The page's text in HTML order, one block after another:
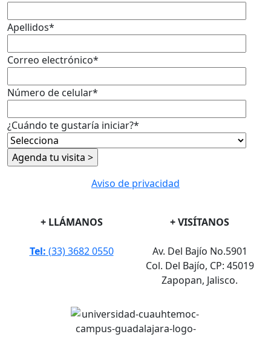
Apellidos*
Correo electrónico*
Número de celular*
¿Cuándo te gustaría iniciar?*
Aviso de privacidad
+ LLÁMANOS
Tel: (33) 3682 0550
+ VISÍTANOS
Av. Del Bajío No.5901
Col. Del Bajío, CP: 45019
Zapopan, Jalisco.